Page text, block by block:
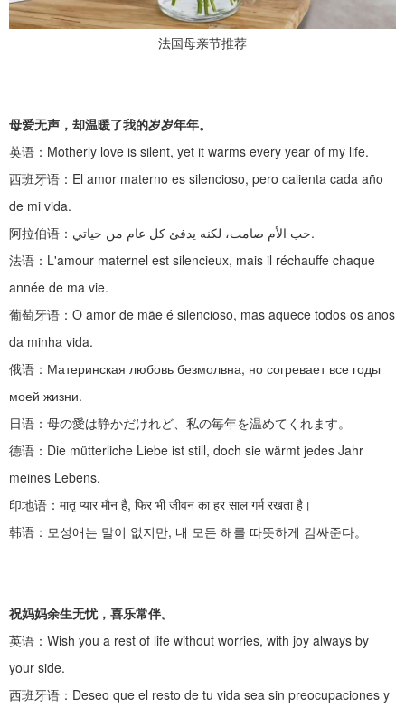
法国母亲节推荐
母爱无声，却温暖了我的岁岁年年。
英语： Motherly love is silent, yet it warms every year of my life.
西班牙语： El amor materno es silencioso, pero calienta cada año
de mi vida.
阿拉伯语：
حب الأم صامت، لكنه يدفئ كل عام من حياتي.
法语： L'amour maternel est silencieux, mais il réchauffe chaque
année de ma vie.
葡萄牙语： O amor de mãe é silencioso, mas aquece todos os anos
da minha vida.
俄语： Материнская любовь безмолвна, но согревает все годы
моей жизни.
日语：母の愛は静かだけれど、私の毎年を温めてくれます。
德语： Die mütterliche Liebe ist still, doch sie wärmt jedes Jahr
meines Lebens.
印地语： मातृ प्यार मौन है, फिर भी जीवन का हर साल गर्म रखता है।
韩语：모성애는 말이 없지만, 내 모든 해를 따뜻하게 감싸준다。
祝妈妈余生无忧，喜乐常伴。
英语： Wish you a rest of life without worries, with joy always by
your side.
西班牙语： Deseo que el resto de tu vida sea sin preocupaciones y